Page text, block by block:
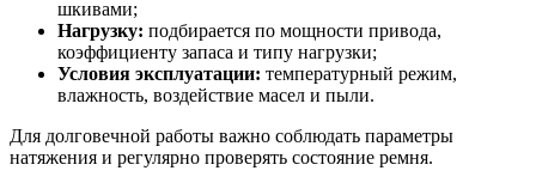
шкивами;
Нагрузку: подбирается по мощности привода,
коэффициенту запаса и типу нагрузки;
Условия эксплуатации: температурный режим,
влажность, воздействие масел и пыли.
Для долговечной работы важно соблюдать параметры
натяжения и регулярно проверять состояние ремня.